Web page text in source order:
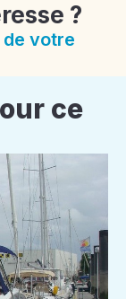
?
votre
ce